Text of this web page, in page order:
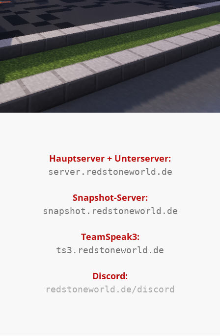
Hauptserver + Unterserver:
server.redstoneworld.de
Snapshot-Server:
snapshot.redstoneworld.de
TeamSpeak3:
ts3.redstoneworld.de
Discord:
redstoneworld.de/discord